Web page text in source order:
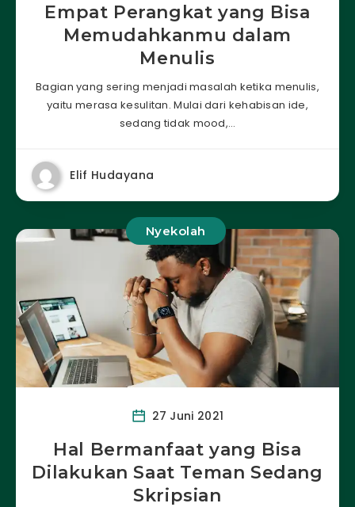
Empat Perangkat yang Bisa
Memudahkanmu dalam
Menulis
Bagian yang sering menjadi masalah ketika menulis,
yaitu merasa kesulitan. Mulai dari kehabisan ide,
sedang tidak mood,…
Elif Hudayana
Nyekolah
27 Juni 2021
Hal Bermanfaat yang Bisa
Dilakukan Saat Teman Sedang
Skripsian